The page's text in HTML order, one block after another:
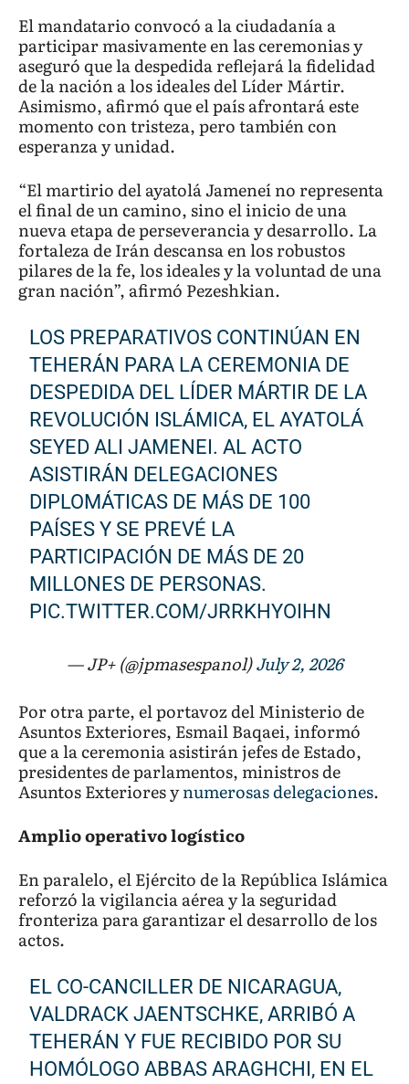
El mandatario convocó a la ciudadanía a
participar masivamente en las ceremonias y
aseguró que la despedida reflejará la fidelidad
de la nación a los ideales del Líder Mártir.
Asimismo, afirmó que el país afrontará este
momento con tristeza, pero también con
esperanza y unidad.
“El martirio del ayatolá Jameneí no representa
el final de un camino, sino el inicio de una
nueva etapa de perseverancia y desarrollo. La
fortaleza de Irán descansa en los robustos
pilares de la fe, los ideales y la voluntad de una
gran nación”, afirmó Pezeshkian.
LOS PREPARATIVOS CONTINÚAN EN
TEHERÁN PARA LA CEREMONIA DE
DESPEDIDA DEL LÍDER MÁRTIR DE LA
REVOLUCIÓN ISLÁMICA, EL AYATOLÁ
SEYED ALI JAMENEI. AL ACTO
ASISTIRÁN DELEGACIONES
DIPLOMÁTICAS DE MÁS DE 100
PAÍSES Y SE PREVÉ LA
PARTICIPACIÓN DE MÁS DE 20
MILLONES DE PERSONAS.
PIC.TWITTER.COM/JRRKHYOIHN
— JP+ (@jpmasespanol)July 2, 2026
Por otra parte, el portavoz del Ministerio de
Asuntos Exteriores, Esmail Baqaei, informó
que a la ceremonia asistirán jefes de Estado,
presidentes de parlamentos, ministros de
Asuntos Exteriores ynumerosas delegaciones.
Amplio operativo logístico
En paralelo, el Ejército de la República Islámica
reforzó la vigilancia aérea y la seguridad
fronteriza para garantizar el desarrollo de los
actos.
EL CO-CANCILLER DE NICARAGUA,
VALDRACK JAENTSCHKE, ARRIBÓ A
TEHERÁN Y FUE RECIBIDO POR SU
HOMÓLOGO ABBAS ARAGHCHI, EN EL